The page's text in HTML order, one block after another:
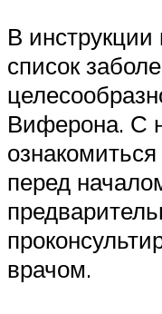
В
список
Виферона. С
перед
врачом.